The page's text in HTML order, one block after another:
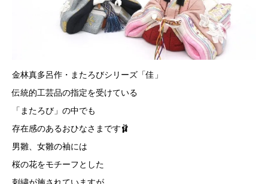
金林真多呂作・またろびシリーズ「佳」
伝統的工芸品の指定を受けている
「またろび」の中でも
存在感のあるおひなさまです🩰
男雛、女雛の袖には
桜の花をモチーフとした